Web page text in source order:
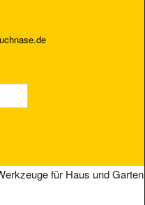
für Haus und Garten